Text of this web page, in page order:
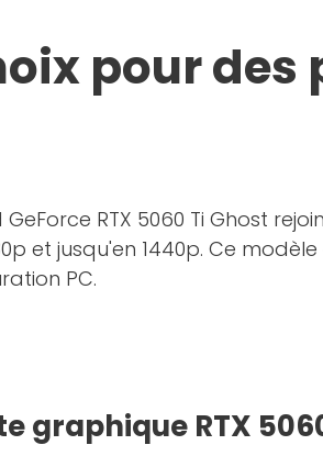
pour
RTX 5060 Ti Ghost
et jusqu'en 1440p. Ce
PC.
graphique RTX